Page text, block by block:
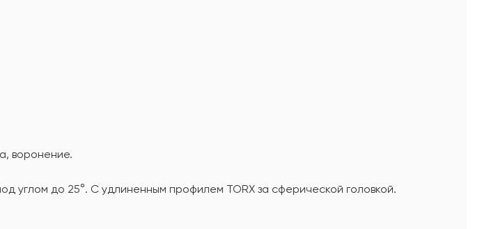
воронение.
углом до 25°. С удлиненным профилем TORX за сферической головкой.